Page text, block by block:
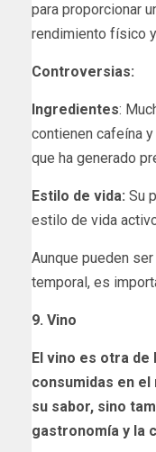
para proporcionar
rendimiento físico
Controversias:
Ingredientes:
contienen cafeína
que ha generado
Estilo de vida: Su
estilo de vida
Aunque pueden
temporal, es
9. Vino
El vino es otra de
consumidas en
su sabor, sino
gastronomía y la